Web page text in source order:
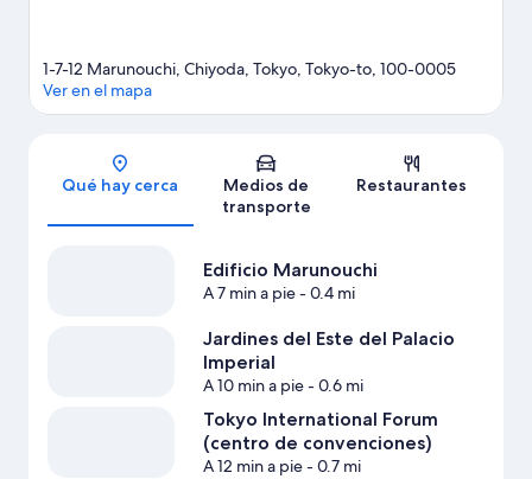
Sección del mapa
1-7-12 Marunouchi, Chiyoda, Tokyo, Tokyo-to, 100-0005
Ver en el mapa
Qué hay cerca
Medios de
transporte
Restaurantes
Edificio Marunouchi
A 7 min a pie- 0.4 mi
Jardines del Este del Palacio
Imperial
A 10 min a pie- 0.6 mi
Tokyo International Forum
(centro de convenciones)
A 12 min a pie- 0.7 mi